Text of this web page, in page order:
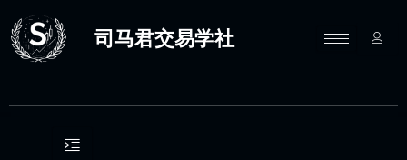
至
内
司马君交易学社